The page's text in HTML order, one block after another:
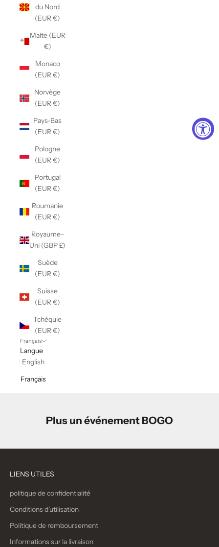
du Nord
(EUR €)
Malte (EUR
€)
Monaco
(EUR €)
Norvège
(EUR €)
Pays-Bas
(EUR €)
Pologne
(EUR €)
Portugal
(EUR €)
Roumanie
(EUR €)
Royaume-
Uni (GBP £)
Suède
(EUR €)
Suisse
(EUR €)
Tchéquie
(EUR €)
Français
Langue
English
Français
Plus un événement BOGO
LIENS UTILES
politique de confidentialité
Conditions d'utilisation
Politique de remboursement
Informations sur la livraison